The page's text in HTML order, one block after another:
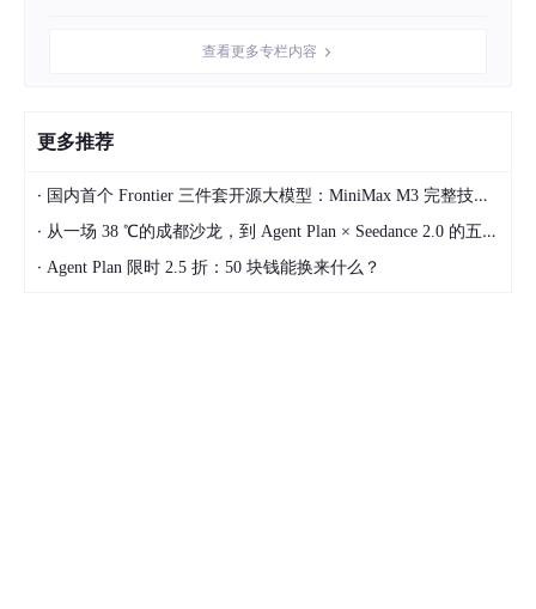
查看更多专栏内容
更多推荐
· 国内首个 Frontier 三件套开源大模型：MiniMax M3 完整技术拆解
· 从一场 38 ℃的成都沙龙，到 Agent Plan × Seedance 2.0 的五周深度实测
· Agent Plan 限时 2.5 折：50 块钱能换来什么？